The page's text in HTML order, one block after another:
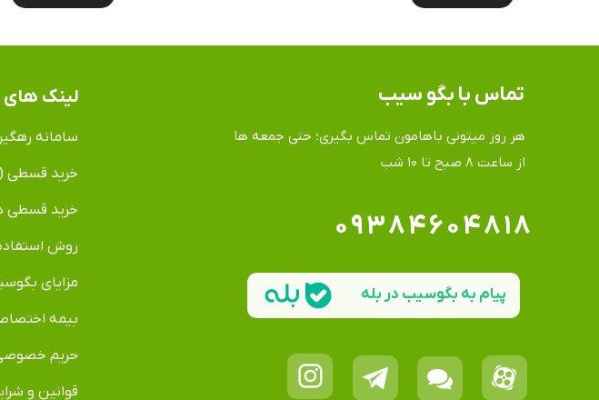
هر روز میتونی باهامون تماس بگیری؛ حتی جمعه ها
​​​​​​​از ساعت ۸ صبح تا ۱۰ شب
تماس​​​​​​​ با بگو سیب لینک
سامانه
خرید قسطی (
خرید قسطی
روش
مزایای
بیمه
حریم
قوانین و
۰۹۳۸۴۶۰۴۸۱۸
پیام به بگوسیب در بله